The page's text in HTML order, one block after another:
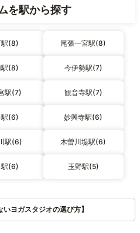
を駅から探す
駅(8) 尾張一宮駅(8)
駅(8) 今伊勢駅(7)
駅(7) 観音寺駅(7)
駅(6) 妙興寺駅(6)
駅(6) 木曽川堤駅(6)
駅(6) 玉野駅(5)
ヨガスタジオの選び方】